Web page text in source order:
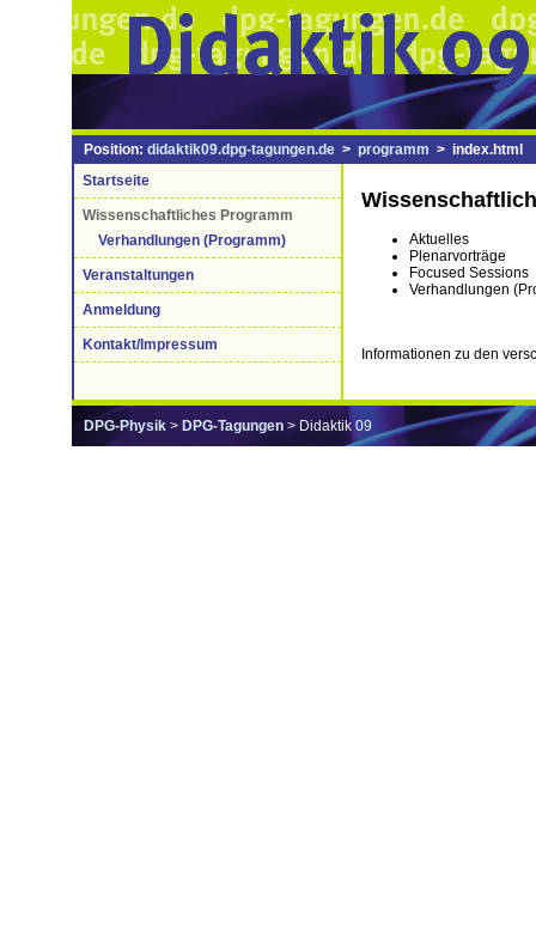
Position: didaktik09.dpg-tagungen.de > programm > index.html
Startseite
Wissenschaftliches Programm
Verhandlungen (Programm)
Veranstaltungen
Anmeldung
Kontakt/Impressum
Aktuelles
Plenarvorträge
Focused Sessions
Verhandlungen
Informationen zu den
DPG-Physik > DPG-Tagungen > Didaktik 09